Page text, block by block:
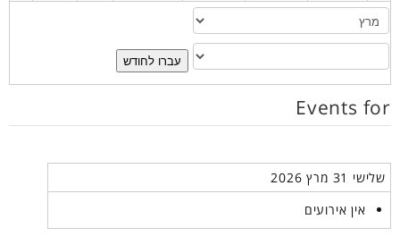
עברו לחודש
Events for
שלישי 31 מרץ 2026
אין אירועים